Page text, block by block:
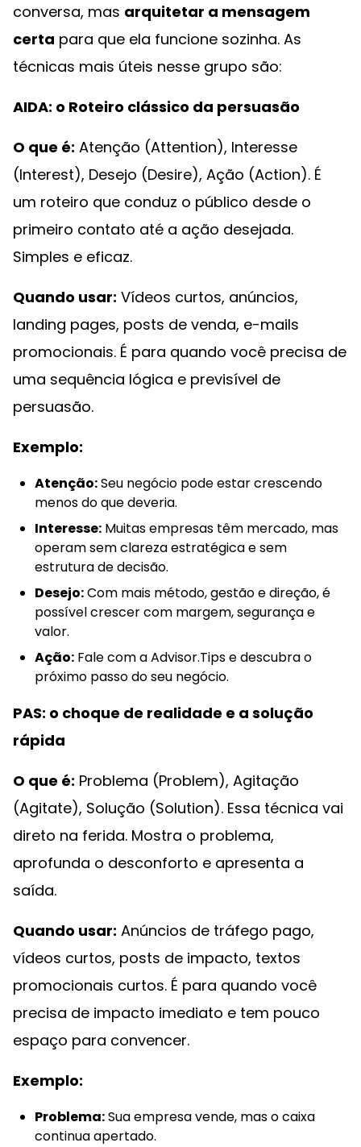
conversa, mas arquitetar a mensagem
certa para que ela funcione sozinha. As
técnicas mais úteis nesse grupo são:
AIDA: o Roteiro clássico da persuasão
O que é: Atenção (Attention), Interesse
(Interest), Desejo (Desire), Ação (Action). É
um roteiro que conduz o público desde o
primeiro contato até a ação desejada.
Simples e eficaz.
Quando usar: Vídeos curtos, anúncios,
landing pages, posts de venda, e-mails
promocionais. É para quando você precisa de
uma sequência lógica e previsível de
persuasão.
Exemplo:
Atenção:Seu negócio pode estar crescendo
menos do que deveria.
Interesse: Muitas empresas têm mercado, mas
operam sem clareza estratégica e sem
estrutura de decisão.
Desejo:Com mais método, gestão e direção, é
possível crescer com margem, segurança e
valor.
Ação: Fale com a Advisor.Tips e descubra o
próximo passo do seu negócio.
PAS: o choque de realidade e a solução
rápida
O que é: Problema (Problem), Agitação
(Agitate), Solução (Solution). Essa técnica vai
direto na ferida. Mostra o problema,
aprofunda o desconforto e apresenta a
saída.
Quando usar: Anúncios de tráfego pago,
vídeos curtos, posts de impacto, textos
promocionais curtos. É para quando você
precisa de impacto imediato e tem pouco
espaço para convencer.
Exemplo:
Problema:Sua empresa vende, mas o caixa
continua apertado.